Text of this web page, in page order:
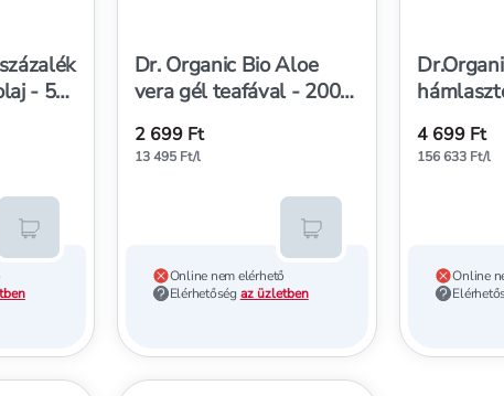
- 50
Kosárba teszem
Dr. Organic Bio Aloe
vera gél teafával - 200
2 699 Ft
13 495 Ft/l
Online nem elérhető
Elérhetőség az üzletben
Kosárba teszem
4 699 Ft
156 633 Ft/l
Online